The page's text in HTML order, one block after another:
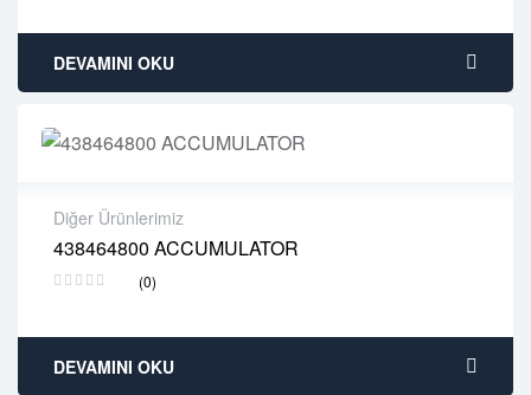
DEVAMINI OKU
Diğer Ürünlerimiz
438464800 ACCUMULATOR
(0)
2 years warranty
Delivery time: 1-2 business days
DEVAMINI OKU